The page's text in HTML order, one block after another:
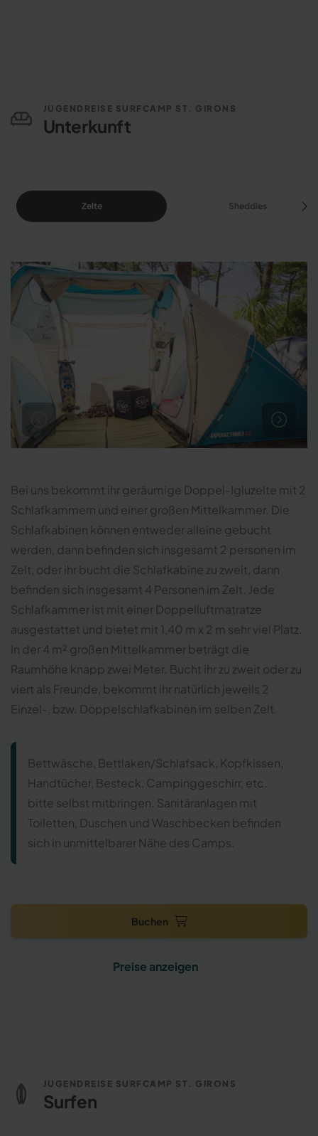
JUGENDREISE SURFCAMP ST. GIRONS
Unterkunft
Zelte Sheddies
Bei uns bekommt ihr geräumige Doppel-Igluzelte mit 2
Schlafkammern und einer großen Mittelkammer. Die
Schlafkabinen können entweder alleine gebucht
werden, dann befinden sich insgesamt 2 personen im
Zelt, oder ihr bucht die Schlafkabine zu zweit, dann
befinden sich insgesamt 4 Personen im Zelt. Jede
Schlafkammer ist mit einer Doppelluftmatratze
ausgestattet und bietet mit 1,40 m x 2 m sehr viel Platz.
In der 4 m² großen Mittelkammer beträgt die
Raumhöhe knapp zwei Meter. Bucht ihr zu zweit oder zu
viert als Freunde, bekommt ihr natürlich jeweils 2
Einzel-, bzw. Doppelschlafkabinen im selben Zelt.
Bettwäsche, Bettlaken/Schlafsack, Kopfkissen,
Handtücher, Besteck, Campinggeschirr, etc.
bitte selbst mitbringen. Sanitäranlagen mit
Toiletten, Duschen und Waschbecken befinden
sich in unmittelbarer Nähe des Camps.
Buchen
Preise anzeigen
JUGENDREISE SURFCAMP ST. GIRONS
Surfen